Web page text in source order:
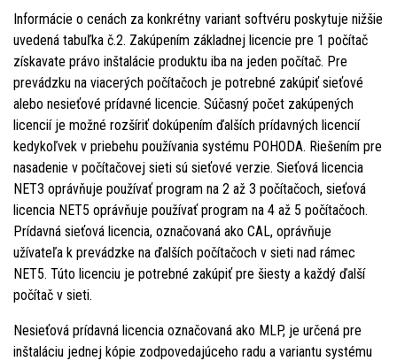
Informácie o cenách za konkrétny variant softvéru poskytuje nižšie
uvedená tabuľka č.2. Zakúpením základnej licencie pre 1 počítač
získavate právo inštalácie produktu iba na jeden počítač. Pre
prevádzku na viacerých počítačoch je potrebné zakúpiť sieťové
alebo nesieťové prídavné licencie. Súčasný počet zakúpených
licencií je možné rozšíriť dokúpením ďalších prídavných licencií
kedykoľvek v priebehu používania systému POHODA. Riešením pre
nasadenie v počítačovej sieti sú sieťové verzie. Sieťová licencia
NET3 oprávňuje používať program na 2 až 3 počítačoch, sieťová
licencia NET5 oprávňuje používať program na 4 až 5 počítačoch.
Prídavná sieťová licencia, označovaná ako CAL, oprávňuje
užívateľa k prevádzke na ďalších počítačoch v sieti nad rámec
NET5. Túto licenciu je potrebné zakúpiť pre šiesty a každý ďalší
počítač v sieti.
Nesieťová prídavná licencia označovaná ako MLP, je určená pre
inštaláciu jednej kópie zodpovedajúceho radu a variantu systému